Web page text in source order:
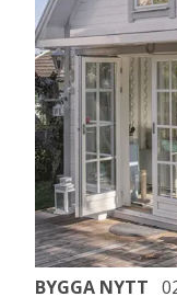
BYGGA NYTT